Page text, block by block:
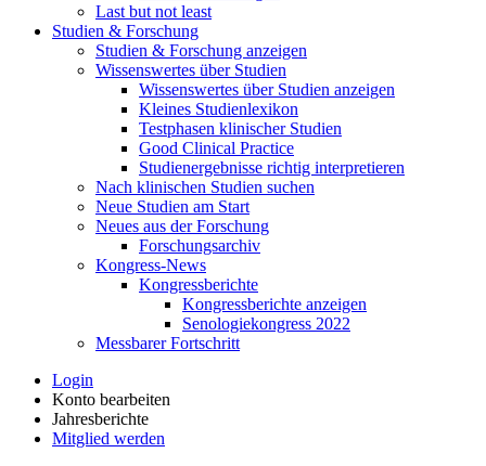
Last but not least
Studien & Forschung
Studien & Forschung anzeigen
Wissenswertes über Studien
Wissenswertes über Studien anzeigen
Kleines Studienlexikon
Testphasen klinischer Studien
Good Clinical Practice
Studienergebnisse richtig interpretieren
Nach klinischen Studien suchen
Neue Studien am Start
Neues aus der Forschung
Forschungsarchiv
Kongress-News
Kongressberichte
Kongressberichte anzeigen
Senologiekongress 2022
Messbarer Fortschritt
Login
Konto bearbeiten
Jahresberichte
Mitglied werden